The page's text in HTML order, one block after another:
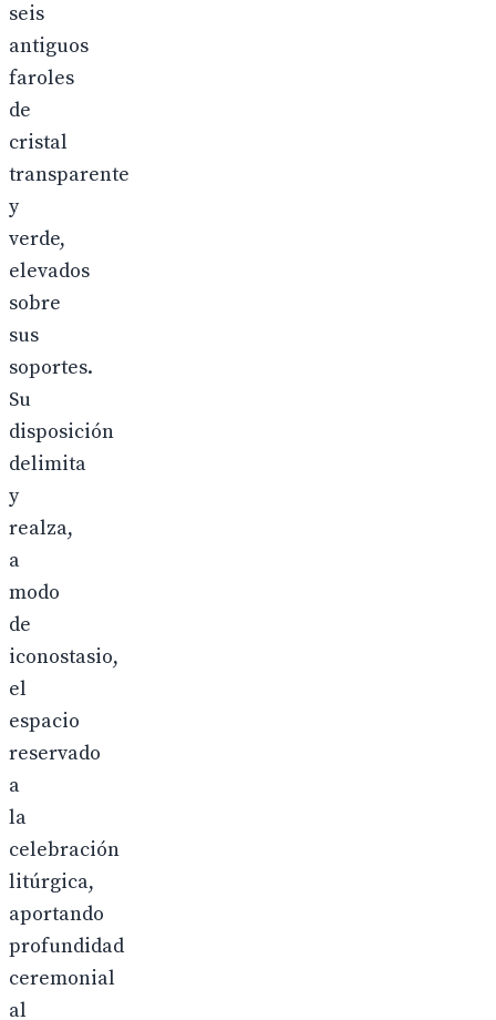
seis
antiguos
faroles
de
cristal
transparente
y
verde,
elevados
sobre
sus
soportes.
Su
disposición
delimita
y
realza,
a
modo
de
iconostasio,
el
espacio
reservado
a
la
celebración
litúrgica,
aportando
profundidad
ceremonial
al